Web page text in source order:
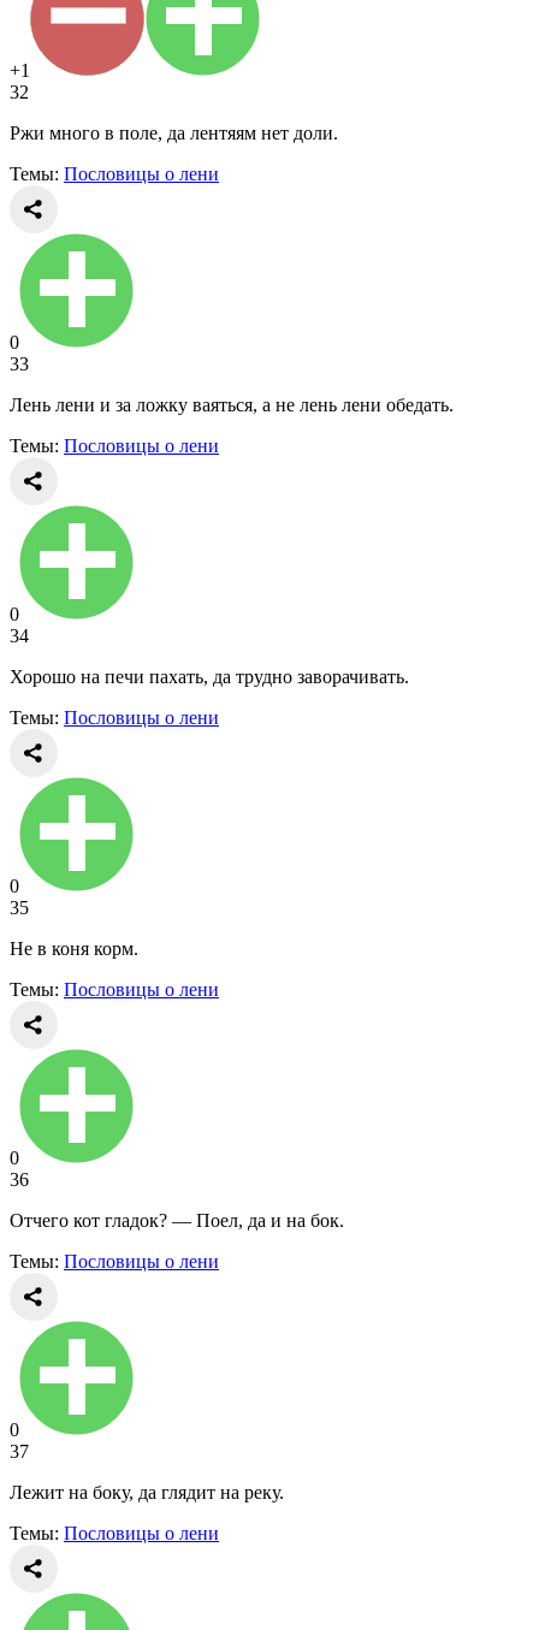
+1
32
Ржи много в поле, да лентяям нет доли.
Темы: Пословицы о лени
0
33
Лень лени и за ложку ваяться, а не лень лени обедать.
Темы: Пословицы о лени
0
34
Хорошо на печи пахать, да трудно заворачивать.
Темы: Пословицы о лени
0
35
Не в коня корм.
Темы: Пословицы о лени
0
36
Отчего кот гладок? — Поел, да и на бок.
Темы: Пословицы о лени
0
37
Лежит на боку, да глядит на реку.
Темы: Пословицы о лени